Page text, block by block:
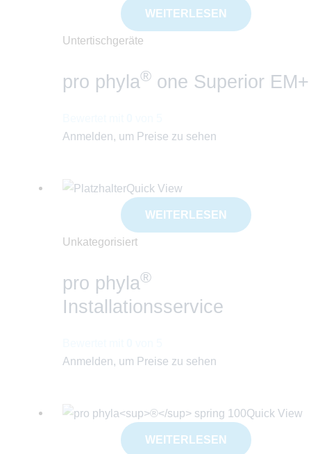
WEITERLESEN
Untertischgeräte
pro phyla®one Superior EM+
Anmelden, um Preise zu sehen
Quick View
WEITERLESEN
Unkategorisiert
pro phyla®
Installationsservice
Anmelden, um Preise zu sehen
Quick View
WEITERLESEN